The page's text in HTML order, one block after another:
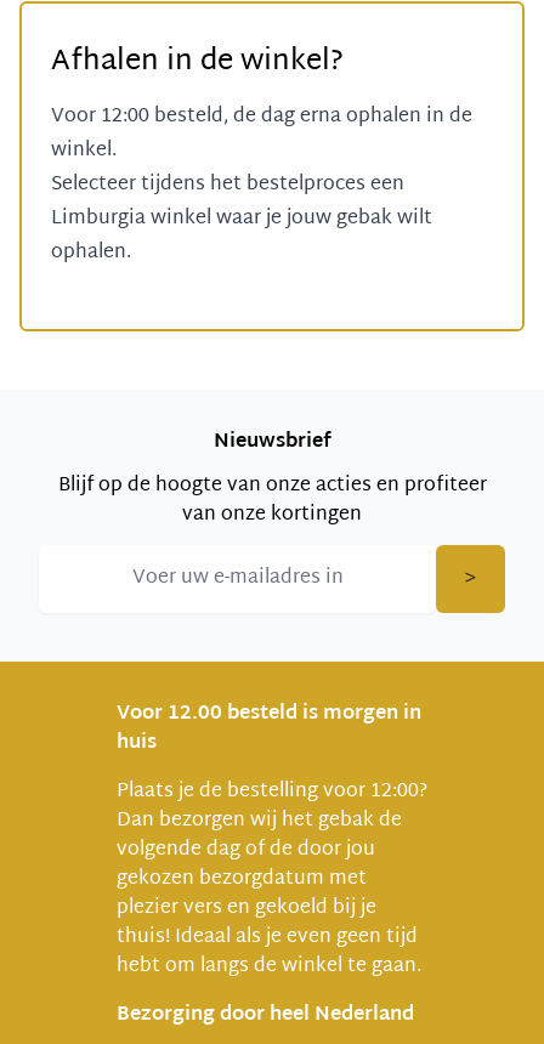
Afhalen in de winkel?
Voor 12:00 besteld, de dag erna ophalen in de
winkel.
Selecteer tijdens het bestelproces een
Limburgia winkelwaar je jouw gebak wilt
ophalen.
Nieuwsbrief
Blijf op de hoogte van onze acties en profiteer
van onze kortingen
>
Voor 12.00 besteld is morgen in
huis
Plaats je de bestelling voor 12:00?
Dan bezorgen wij het gebak de
volgende dag of de door jou
gekozen bezorgdatum met
plezier vers en gekoeld bij je
thuis! Ideaal als je even geen tijd
hebt om langs de winkel te gaan.
Bezorging door heel Nederland